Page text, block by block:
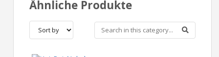
Ähnliche Produkte